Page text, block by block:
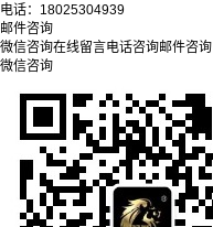
电话： 18025304939
邮件咨询
微信咨询在线留言电话咨询邮件咨询
微信咨询